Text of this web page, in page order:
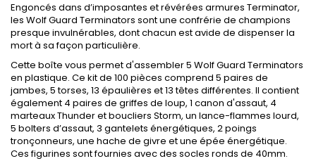
Engoncés dans d’imposantes et révérées armures Terminator,
les Wolf Guard Terminators sont une confrérie de champions
presque invulnérables, dont chacun est avide de dispenser la
mort à sa façon particulière.
Cette boîte vous permet d'assembler 5 Wolf Guard Terminators
en plastique. Ce kit de 100 pièces comprend 5 paires de
jambes, 5 torses, 13 épaulières et 13 têtes différentes. Il contient
également 4 paires de griffes de loup, 1 canon d'assaut, 4
marteaux Thunder et boucliers Storm, un lance-flammes lourd,
5 bolters d’assaut, 3 gantelets énergétiques, 2 poings
tronçonneurs, une hache de givre et une épée énergétique.
Ces figurines sont fournies avec des socles ronds de 40mm.